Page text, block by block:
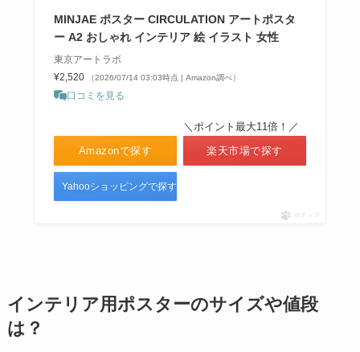
MINJAE ポスター CIRCULATION アートポスタ
ー A2 おしゃれ インテリア 絵 イラスト 女性
東京アートラボ
¥2,520
（2026/07/14 03:03時点 | Amazon調べ）
口コミを見る
Amazonで探す
＼ポイント最大11倍！／
楽天市場で探す
Yahooショッピングで探す
ポチップ
インテリア用ポスターのサイズや値段
は？